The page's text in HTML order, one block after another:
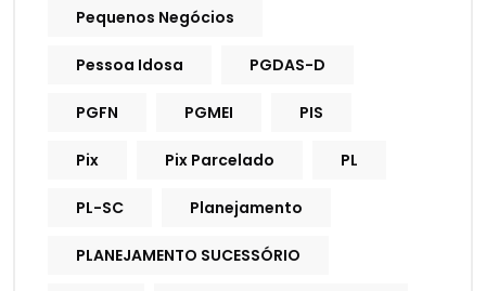
Pequenos Negócios
Pessoa Idosa PGDAS-D
PGFN PGMEI PIS
Pix Pix Parcelado PL
PL-SC Planejamento
PLANEJAMENTO SUCESSÓRIO